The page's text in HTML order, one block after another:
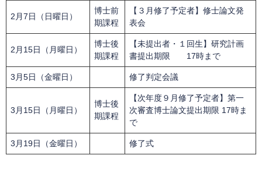
2月7日（日曜日）
博士前
期課程
【３月修了予定者】修士論文発
表会
2月15日（月曜日）
博士後
期課程
【未提出者・１回生】研究計画
書提出期限 17時まで
3月5日（金曜日） 修了判定会議
3月15日（月曜日）
博士後
期課程
【次年度９月修了予定者】第一
次審査博士論文提出期限 17時ま
で
3月19日（金曜日） 修了式